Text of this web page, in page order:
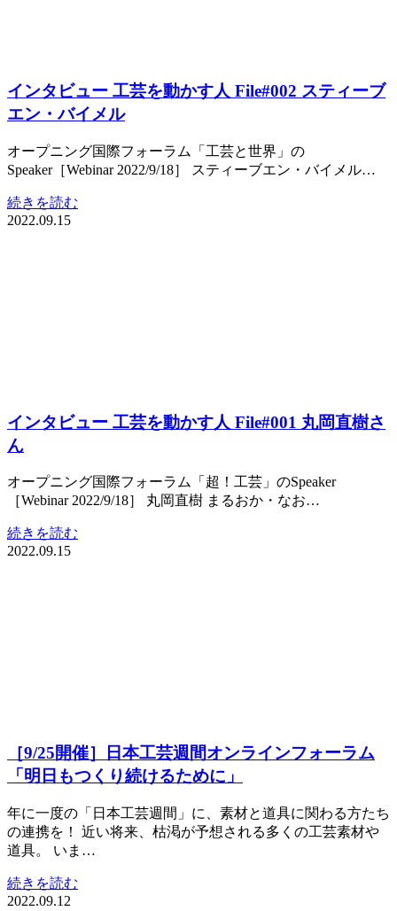
インタビュー 工芸を動かす人 File#002 スティーブ
エン・バイメル
オープニング国際フォーラム「工芸と世界」の
Speaker［Webinar 2022/9/18］ スティーブエン・バイメル…
続きを読む
2022.09.15
インタビュー 工芸を動かす人 File#001 丸岡直樹さ
ん
オープニング国際フォーラム「超！工芸」のSpeaker
［Webinar 2022/9/18］ 丸岡直樹 まるおか・なお…
続きを読む
2022.09.15
［9/25開催］日本工芸週間オンラインフォーラム
「明日もつくり続けるために」
年に一度の「日本工芸週間」に、素材と道具に関わる方たち
の連携を！ 近い将来、枯渇が予想される多くの工芸素材や
道具。 いま…
続きを読む
2022.09.12